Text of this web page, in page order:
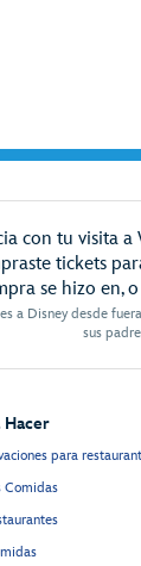
con tu visita
tickets
se hizo en,
a Disney desde
sus
Hacer
para
Comidas